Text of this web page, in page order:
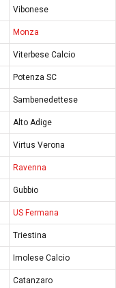
Vibonese
Monza
Viterbese Calcio
Potenza SC
Sambenedettese
Alto Adige
Virtus Verona
Ravenna
Gubbio
US Fermana
Triestina
Imolese Calcio
Catanzaro